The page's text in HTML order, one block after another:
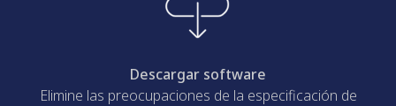
Descargar software
Elimine las preocupaciones de la especificación de